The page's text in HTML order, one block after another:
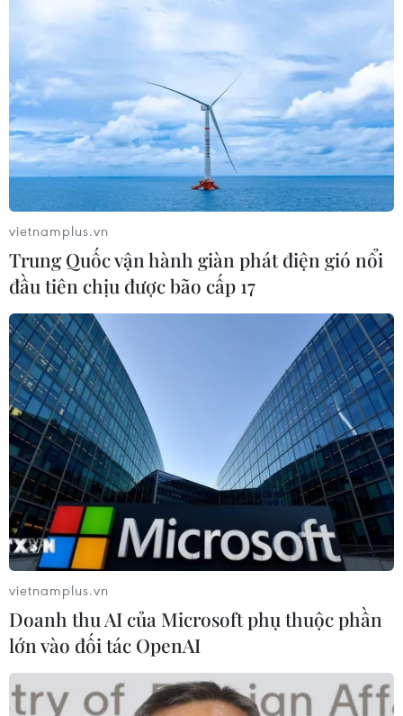
cư trái phép trong 12 tháng
WHO ghi nhận tín hiệu tích cực từ
thử nghiệm điều trị Ebola tại Congo
04/08/2026 22:42
Italy: Hai trận động đất liên tiếp làm
rung chuyển khu vực gần tháp
nghiêng Pisa
04/08/2026 22:41
Trung Quốc tăng cường trấn áp tội
phạm có tổ chức
04/08/2026 14:24
Báo động xu hướng gia tăng người
trẻ mắc ung thư
04/08/2026 14:10
Hàn Quốc ban hành cảnh báo nắng
nóng cao nhất tại thủ đô Seoul
04/08/2026 12:37
vietnamplus.vn
Trung Quốc vận hành giàn phát điện gió nổi
đầu tiên chịu được bão cấp 17
vietnamplus.vn
Doanh thu AI của Microsoft phụ thuộc phần
lớn vào đối tác OpenAI